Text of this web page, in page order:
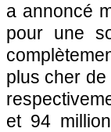
a annoncé
pour une
plus cher
et 94